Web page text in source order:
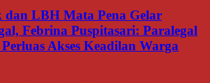
dan LBH Mata Pena Gelar
Febrina Puspitasari: Paralegal
Akses Keadilan Warga